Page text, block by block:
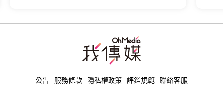
公告 服務條款 隱私權政策 評鑑規範 聯絡客服